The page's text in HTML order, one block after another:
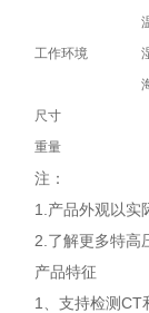
工作环境
尺寸
重量
注：
1.产品外观以实
2.了解更多特高
产品特征
1、支持检测CT